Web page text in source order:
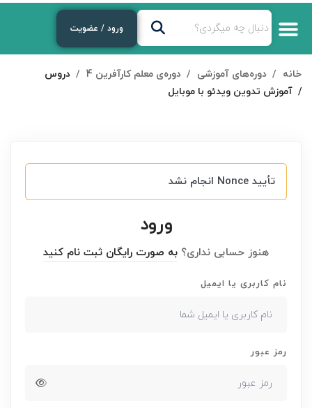
ورود / عضویت
خانه دوره‌های آموزشی دوره‌ی معلم کارآفرین 4
دروس
آموزش تدوین ویدئو با موبایل
تأیید Nonce انجام نشد
ورود
هنوز حسابی نداری؟ به صورت رایگان ثبت نام کنید
نام کاربری یا ایمیل
رمز عبور